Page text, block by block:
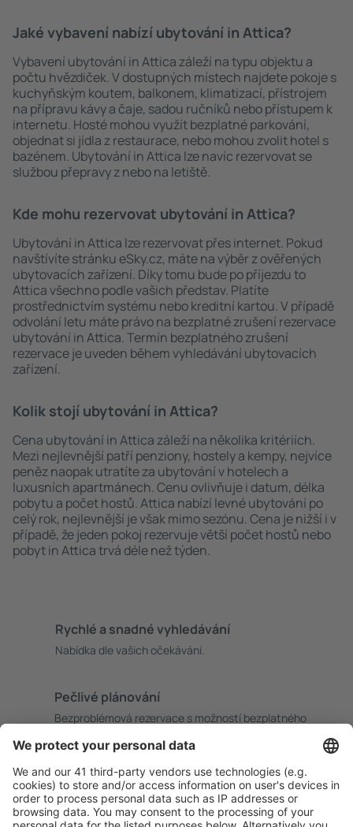
Jaké vybavení nabízí ubytování in Attica?
Vybavení ubytování in Attica záleží na typu objektu a
počtu hvězdiček. V dostupných místech najdete pokoje s
kuchyňským koutem, balkonem, klimatizací, přístrojem
na přípravu kávy a čaje, sadou ručníků nebo přístupem k
internetu. Hosté mohou využít bezplatné parkování,
objednat si jídla z restaurace, nebo mohou zvolit hotel s
bazénem. Ubytování in Attica lze navíc rezervovat se
službou přepravy z nebo na letiště.
Kde mohu rezervovat ubytování in Attica?
Ubytování in Attica lze rezervovat přes internet. Pokud
navštívíte stránku eSky.cz, máte na výběr z ověřených
ubytovacích zařízení. Díky tomu bude po příjezdu to
Attica všechno podle vašich představ. Platíte
prostřednictvím systému nebo kreditní kartou. V případě
odvolání letu máte právo na bezplatné zrušení rezervace
ubytování in Attica. Termín bezplatného zrušení
rezervace je uveden během vyhledávání ubytovacích
zařízení.
Kolik stojí ubytování in Attica?
Cena ubytování in Attica záleží na několika kritériích.
Mezi nejlevnější patří penziony, hostely a kempy, nejvíce
peněz naopak utratíte za ubytování v hotelech a
luxusních apartmánech. Cenu ovlivňuje i datum, délka
pobytu a počet hostů. Attica nabízí levné ubytování po
celý rok, nejlevnější je však mimo sezónu. Cena je nižší i v
případě, že jeden pokoj rezervuje větší počet hostů nebo
pobyt in Attica trvá déle než týden.
Rychlé a snadné vyhledávání
Nabídka dle vašich očekávání.
Pečlivé plánování
Bezproblémová rezervace s možností bezplatného
S námi ušetříte
Atraktivní ceny a speciální nabídky pro přihlášené
uživatele.